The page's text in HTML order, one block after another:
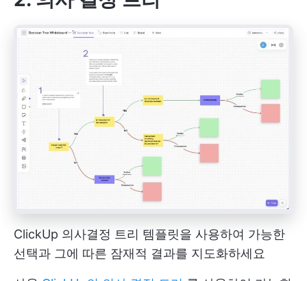
ClickUp 의사결정 트리 템플릿을 사용하여 가능한
선택과 그에 따른 잠재적 결과를 지도화하세요